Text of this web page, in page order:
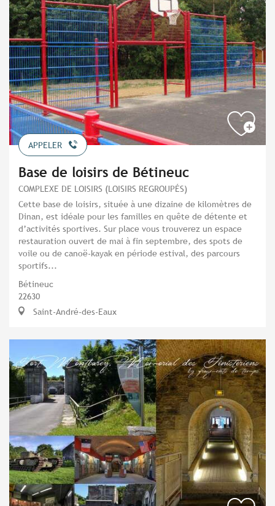
APPELER
Base de loisirs de Bétineuc
COMPLEXE DE LOISIRS (LOISIRS REGROUPÉS)
Cette base de loisirs, située à une dizaine de kilomètres de
Dinan, est idéale pour les familles en quête de détente et
d’activités sportives. Sur place vous trouverez un espace
restauration ouvert de mai à fin septembre, des spots de
voile ou de canoë-kayak en période estival, des parcours
sportifs...
Bétineuc
22630
Saint-André-des-Eaux